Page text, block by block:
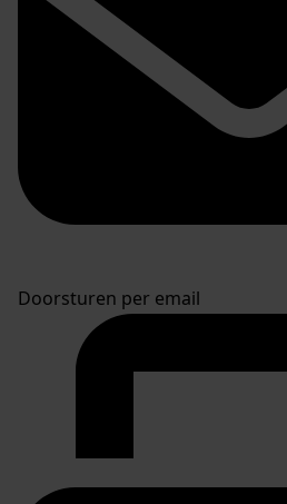
Doorsturen per email